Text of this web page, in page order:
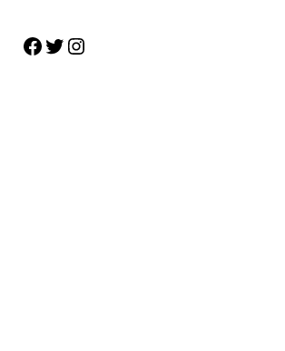
Facebook Twitter Instagram